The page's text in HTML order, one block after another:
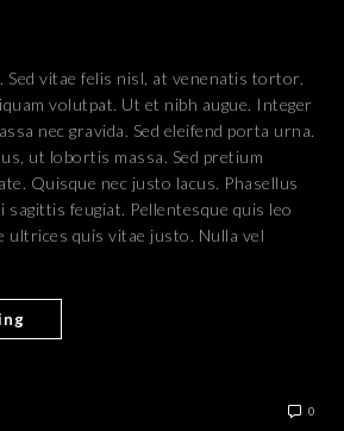
Sed vitae felis nisl, at venenatis tortor.
volutpat. Ut et nibh augue. Integer
nec gravida. Sed eleifend porta urna.
ut lobortis massa. Sed pretium
Quisque nec justo lacus. Phasellus
feugiat. Pellentesque quis leo
ultrices quis vitae justo. Nulla vel
0